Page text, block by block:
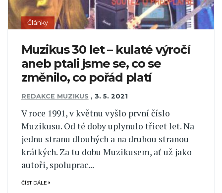
Články
Muzikus 30 let – kulaté výročí
aneb ptali jsme se, co se
změnilo, co pořád platí
REDAKCE MUZIKUS , 3. 5. 2021
V roce 1991, v květnu vyšlo první číslo
Muzikusu. Od té doby uplynulo třicet let. Na
jednu stranu dlouhých a na druhou stranou
krátkých. Za tu dobu Muzikusem, ať už jako
autoři, spoluprac...
ČÍST DÁLE